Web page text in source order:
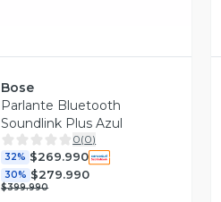
Bose
Parlante Bluetooth
Soundlink Plus Azul
0(0)
32% $269.990
30% $279.990
$399.990